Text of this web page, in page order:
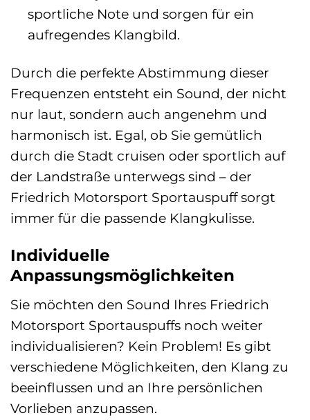
sportliche Note und sorgen für ein
aufregendes Klangbild.
Durch die perfekte Abstimmung dieser
Frequenzen entsteht ein Sound, der nicht
nur laut, sondern auch angenehm und
harmonisch ist. Egal, ob Sie gemütlich
durch die Stadt cruisen oder sportlich auf
der Landstraße unterwegs sind – der
Friedrich Motorsport Sportauspuff sorgt
immer für die passende Klangkulisse.
Individuelle
Anpassungsmöglichkeiten
Sie möchten den Sound Ihres Friedrich
Motorsport Sportauspuffs noch weiter
individualisieren? Kein Problem! Es gibt
verschiedene Möglichkeiten, den Klang zu
beeinflussen und an Ihre persönlichen
Vorlieben anzupassen.